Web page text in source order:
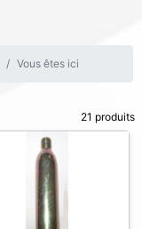
Vous êtes ici
21 produits